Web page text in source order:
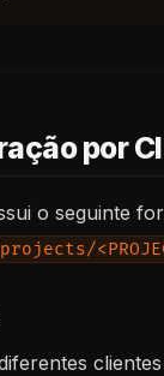
por
o seguinte